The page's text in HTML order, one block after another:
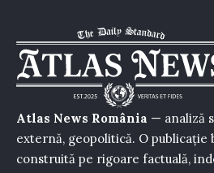
Atlas News România — analiză
externă, geopolitică. O publicație
construită pe rigoare factuală,